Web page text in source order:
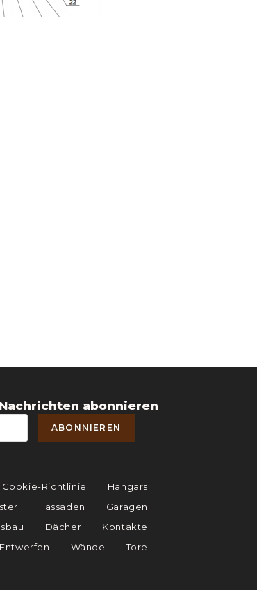
Nachrichten abonnieren
Richtlinie
Hangars
Fassaden
Garagen
Dächer
Kontakte
Entwerfen Wände Tore